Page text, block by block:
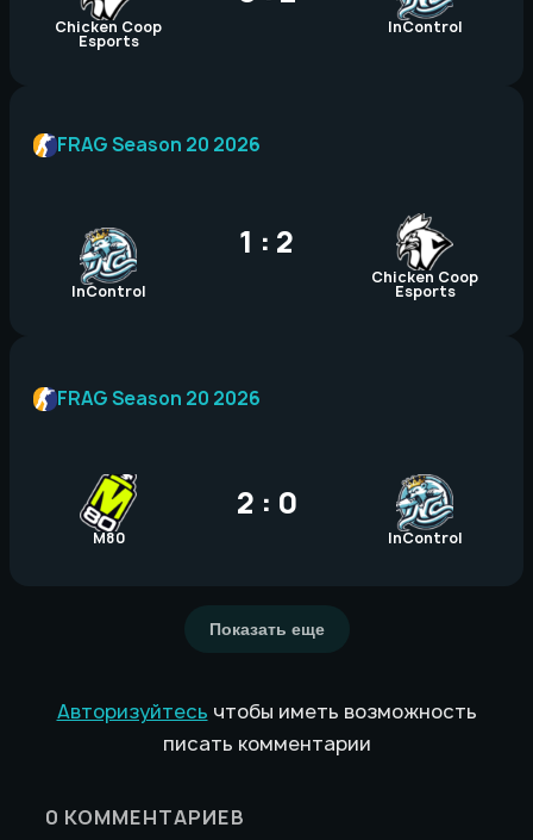
Chicken Coop
Esports
InControl
InControl
1 : 2
Chicken Coop
Esports
FRAG Season 20 2026
M80
2 : 0
InControl
FRAG Season 20 2026
Показать еще
Авторизуйтесь чтобы иметь возможность
писать комментарии
0 КОММЕНТАРИЕВ